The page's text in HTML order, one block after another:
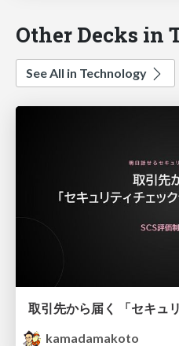
Other Decks in
See All in Technology
kamadamakoto